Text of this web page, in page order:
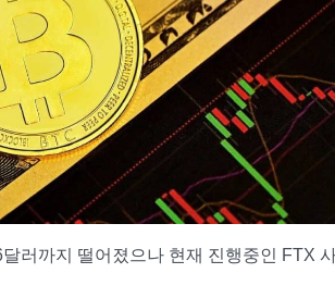
러까지 떨어졌으나 현재 진행중인 FTX